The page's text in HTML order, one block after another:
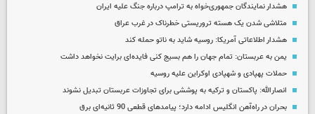
هشدار نمایندگان جمهوری‌خواه به ترامپ درباره جنگ علیه ایران
متلاشی شدن یک هسته تروریستی خطرناک در غرب عراق
هشدار اطلاعاتی آمریکا: روسیه شاید به ناتو حمله کند
یمن به عربستان: تمام جهان را هم بسیج کنی فایده‌ای برایت نخواهد داشت
حملات پهپادی و شهپادی اوکراین علیه روسیه
انصارالله: پاکستان و ترکیه به پوششی برای تجاوزات عربستان تبدیل نشوند
بحران در راه‌آهن انگلیس ادامه دارد؛ پیامدهای قطعی 90 ثانیه‌ای برق